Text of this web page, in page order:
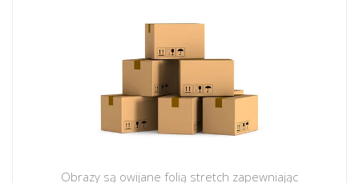
Obrazy są owijane folią stretch zapewniając